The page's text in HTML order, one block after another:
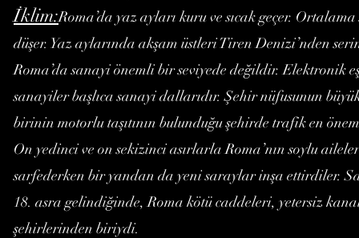
İklim:Roma’da yaz ayları kuru ve sıcak geçer.
düşer. Yaz aylarında akşam üstleri Tiren Denizi’nden
Roma’da sanayi önemli bir seviyede değildir. Elektronik
sanayiler başlıca sanayi dallarıdır. Şehir nüfusunun
birinin motorlu taşıtının bulunduğu şehirde trafik en
On yedinci ve on sekizinci asırlarla Roma’nın soylu
sarfederken bir yandan da yeni saraylar inşa ettirdiler.
18. asra gelindiğinde, Roma kötü caddeleri, yetersiz
şehirlerinden biriydi.